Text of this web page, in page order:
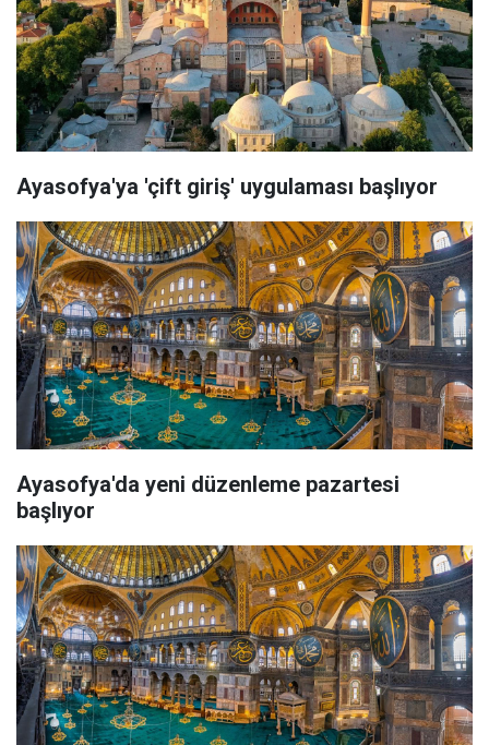
Ayasofya'ya 'çift giriş' uygulaması başlıyor
Ayasofya'da yeni düzenleme pazartesi
başlıyor